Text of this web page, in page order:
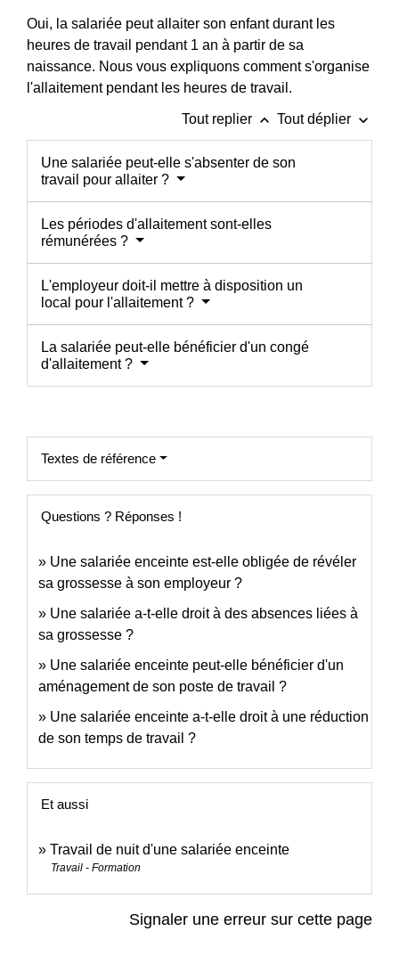
Oui, la salariée peut allaiter son enfant durant les
heures de travail pendant 1 an à partir de sa
naissance. Nous vous expliquons comment s'organise
l'allaitement pendant les heures de travail.
Tout replier keyboard_arrow_up Tout déplier keyboard_arrow_down
Une salariée peut-elle s'absenter de son
travail pour allaiter ?
Les périodes d'allaitement sont-elles
rémunérées ?
L'employeur doit-il mettre à disposition un
local pour l'allaitement ?
La salariée peut-elle bénéficier d'un congé
d'allaitement ?
Textes de référence
Questions ? Réponses !
Une salariée enceinte est-elle obligée de révéler
sa grossesse à son employeur ?
Une salariée a-t-elle droit à des absences liées à
sa grossesse ?
Une salariée enceinte peut-elle bénéficier d'un
aménagement de son poste de travail ?
Une salariée enceinte a-t-elle droit à une réduction
de son temps de travail ?
Et aussi
Travail de nuit d'une salariée enceinte
Travail - Formation
Signaler une erreur sur cette page